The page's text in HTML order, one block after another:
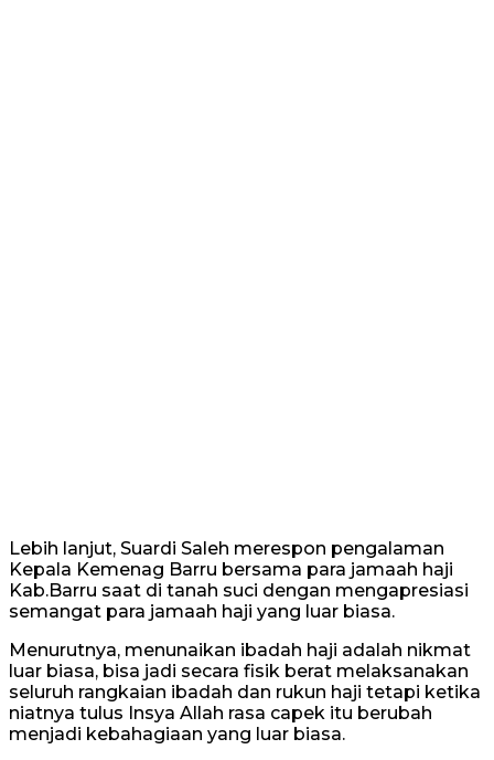
Lebih lanjut, Suardi Saleh merespon pengalaman
Kepala Kemenag Barru bersama para jamaah haji
Kab.Barru saat di tanah suci dengan mengapresiasi
semangat para jamaah haji yang luar biasa.
Menurutnya, menunaikan ibadah haji adalah nikmat
luar biasa, bisa jadi secara fisik berat melaksanakan
seluruh rangkaian ibadah dan rukun haji tetapi ketika
niatnya tulus Insya Allah rasa capek itu berubah
menjadi kebahagiaan yang luar biasa.